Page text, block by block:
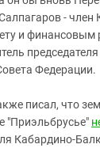
- член
и финансовым
Федерации.
писал, что
"Приэльбрусье"
Кабардино-